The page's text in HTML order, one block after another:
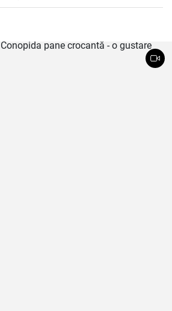
conține carne, dar este plină de legume